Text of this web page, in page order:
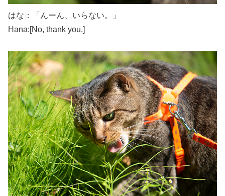
はな：「んーん、いらない。」
Hana:[No, thank you.]